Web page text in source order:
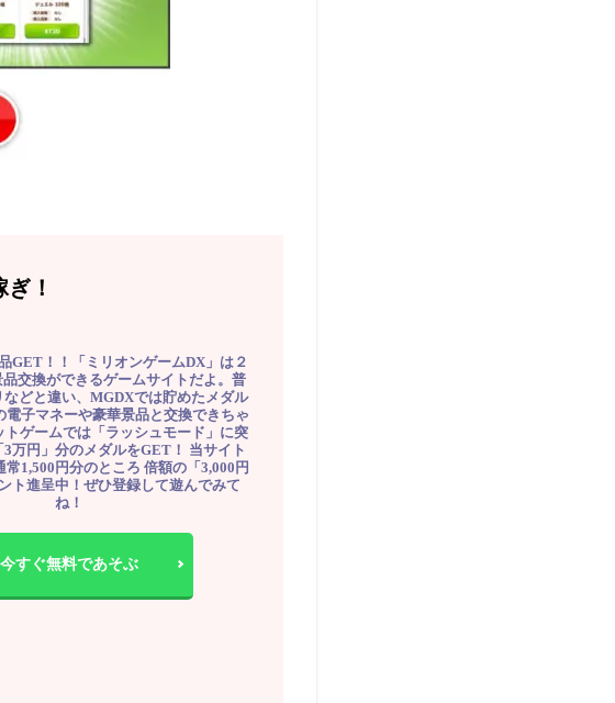
！
GET！！「ミリオンゲームDX」は２
品交換ができるゲームサイトだよ。普
どと違い、MGDXでは貯めたメダル
電子マネーや豪華景品と交換できちゃ
トゲームでは「ラッシュモード」に突
3万円」分のメダルをGET！ 当サイト
1,500円分のところ 倍額の「3,000円
ト進呈中！ぜひ登録して遊んでみて
ね！
今すぐ無料であそぶ